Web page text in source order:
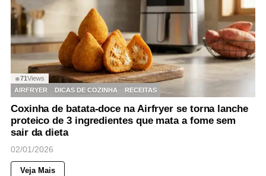
◉71Views
AIRFRYER
DICAS DE COZINHA RECEITAS
Coxinha de batata-doce na Airfryer se torna lanche
proteico de 3 ingredientes que mata a fome sem
sair da dieta
02/01/2026
Veja Mais